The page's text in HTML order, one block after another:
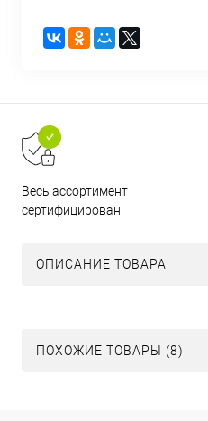
Весь ассортимент
сертифицирован
ОПИСАНИЕ ТОВАРА
ПОХОЖИЕ ТОВАРЫ (8)